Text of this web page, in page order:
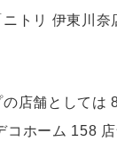
トリ 伊東川奈
店舗としては
コホーム 158